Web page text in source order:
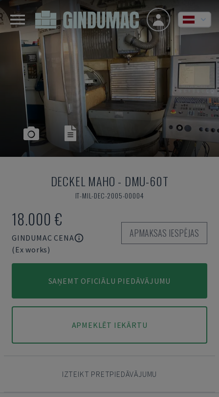
DECKEL MAHO - DMU-60T
IT-MIL-DEC-2005-00004
18.000 €
GINDUMAC CENA
(Ex works)
APMAKSAS IESPĒJAS
SAŅEMT OFICIĀLU PIEDĀVĀJUMU
APMEKLĒT IEKĀRTU
IZTEIKT PRETPIEDĀVĀJUMU